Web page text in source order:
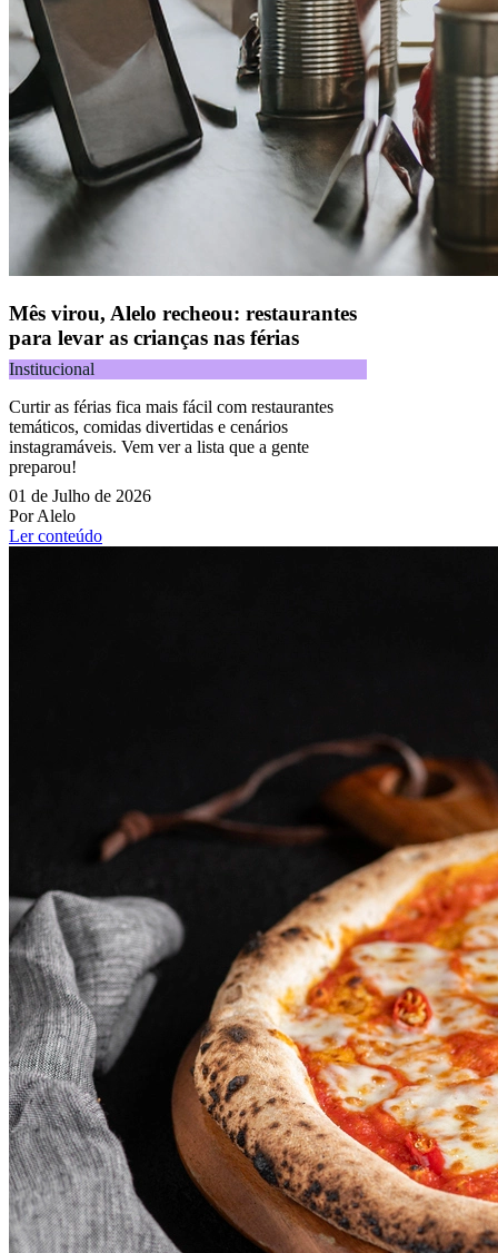
Mês virou, Alelo recheou: restaurantes
para levar as crianças nas férias
Institucional
Curtir as férias fica mais fácil com restaurantes
temáticos, comidas divertidas e cenários
instagramáveis. Vem ver a lista que a gente
preparou!
01 de Julho de 2026
Por Alelo
Ler conteúdo